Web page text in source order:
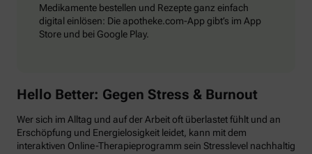
Medikamente bestellen und Rezepte ganz einfach
digital einlösen: Die apotheke.com-App gibt’s im App
Store und bei Google Play.
Hello Better: Gegen Stress & Burnout
Wer sich im Alltag und auf der Arbeit oft überlastet fühlt und an
Erschöpfung und Energielosigkeit leidet, kann mit dem
interaktiven Online-Therapieprogramm sein Stresslevel nachhaltig